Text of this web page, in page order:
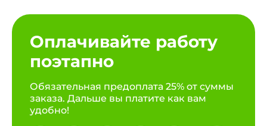
Оплачивайте работу
поэтапно
Обязательная предоплата 25% от суммы
заказа. Дальше вы платите как вам
удобно!